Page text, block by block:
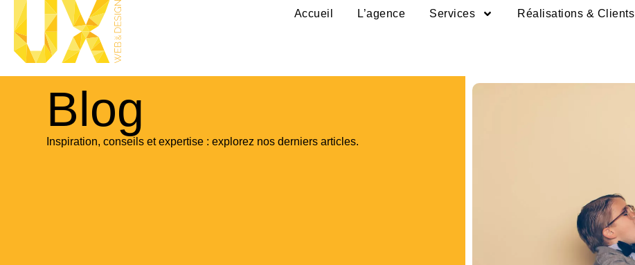
Accueil L’agence Services Réalisations & Clients
Blog
Inspiration, conseils et expertise : explorez nos derniers articles.